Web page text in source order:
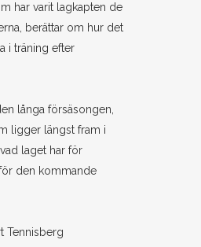
har varit lagkapten de
berättar om hur det
i träning efter
långa försäsongen,
ligger längst fram i
laget har för
den kommande
Tennisberg